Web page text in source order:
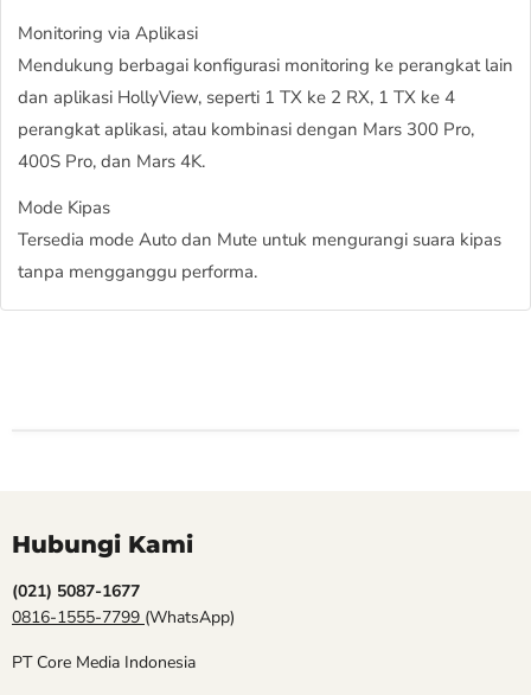
Monitoring via Aplikasi
Mendukung berbagai konfigurasi monitoring ke perangkat lain
dan aplikasi HollyView, seperti 1 TX ke 2 RX, 1 TX ke 4
perangkat aplikasi, atau kombinasi dengan Mars 300 Pro,
400S Pro, dan Mars 4K.
Mode Kipas
Tersedia mode Auto dan Mute untuk mengurangi suara kipas
tanpa mengganggu performa.
Hubungi Kami
(021) 5087-1677
0816-1555-7799 (WhatsApp)
PT Core Media Indonesia